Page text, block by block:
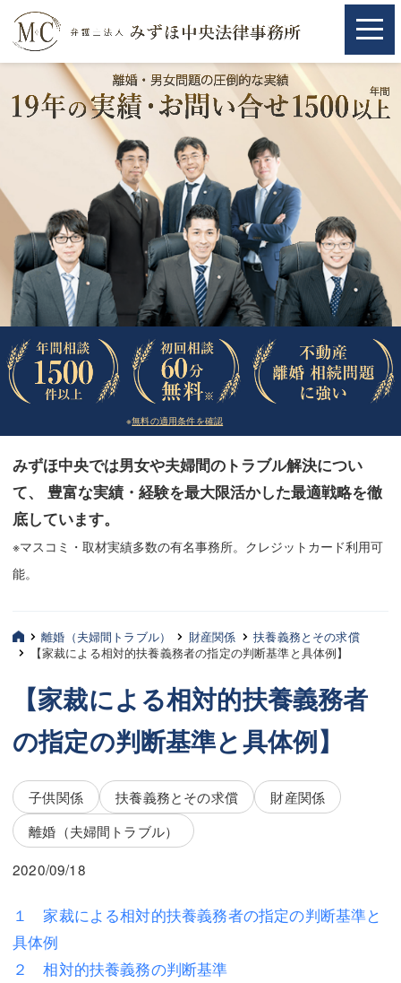
取扱分野
相続・遺言
離婚（夫婦間トラブル）
企業法務
労働問題（解雇，残業等）
刑事弁護
交通事故
法律相談など（その他）
お客様へ
みずほ中央の特長・実質編
三平 聡史
酒井 博之
坂本 陽一
三平 隆史
吉元 優仁
弁護士費用
不動産
※無料の適用条件を確認
みずほ中央では男女や夫婦間のトラブル解決につい
て、 豊富な実績・経験を最大限活かした最適戦略を徹
底しています。
※マスコミ・取材実績多数の有名事務所。クレジットカード利用可
能。
取扱分野
相続・遺言
離婚（夫婦間トラブル）
企業法務
労働問題（解雇，残業等）
刑事弁護
交通事故
法律相談など（その他）
お客様へ
みずほ中央の特長・実質編
三平 聡史
酒井 博之
坂本 陽一
三平 隆史
吉元 優仁
不動産
相続・遺言
離婚（夫婦間トラブル） 財産関係
扶養義務とその求償
【家裁による相対的扶養義務者の指定の判断基準と具体例】
【家裁による相対的扶養義務者
の指定の判断基準と具体例】
子供関係 扶養義務とその求償
財産関係
離婚（夫婦間トラブル）
2020/09/18
１ 家裁による相対的扶養義務者の指定の判断基準と
具体例
２ 相対的扶養義務の判断基準